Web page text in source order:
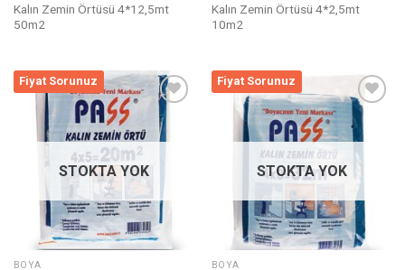
Kalın Zemin Örtüsü 4*12,5mt
50m2
Kalın Zemin Örtüsü 4*2,5mt
10m2
Fiyat Sorunuz
Listeme
Ekle
STOKTA YOK
BOYA
Fiyat Sorunuz
Listeme
Ekle
STOKTA YOK
BOYA